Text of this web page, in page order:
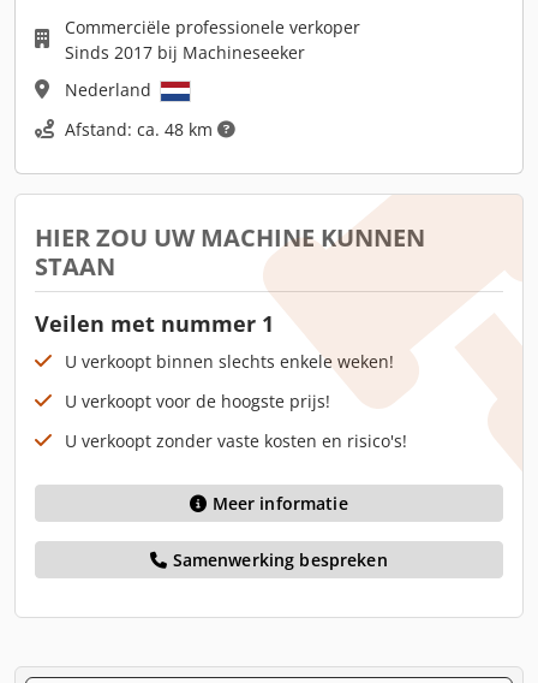
Commerciële professionele verkoper
Sinds 2017 bij Machineseeker
Nederland
Afstand: ca. 48 km
HIER ZOU UW MACHINE KUNNEN
STAAN
Veilen met nummer 1
U verkoopt binnen slechts enkele weken!
U verkoopt voor de hoogste prijs!
U verkoopt zonder vaste kosten en risico's!
Meer informatie
Samenwerking bespreken